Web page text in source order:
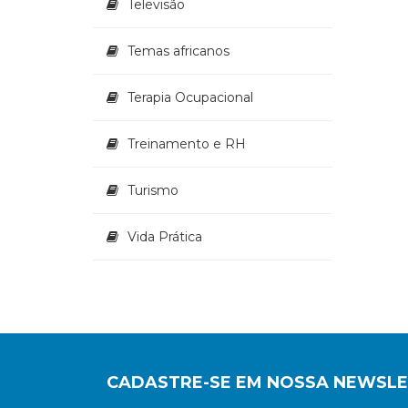
Televisão
Temas africanos
Terapia Ocupacional
Treinamento e RH
Turismo
Vida Prática
CADASTRE-SE EM NOSSA